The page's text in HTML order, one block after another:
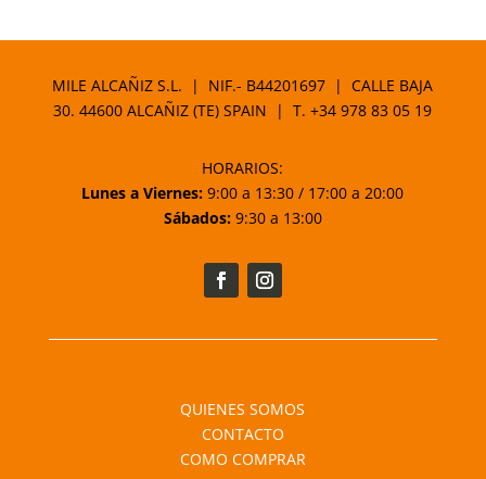
75,27 €
hasta
MILE ALCAÑIZ S.L. | NIF.- B44201697 | CALLE BAJA
30. 44600 ALCAÑIZ (TE) SPAIN | T.+34 978 83 05 19
HORARIOS:
Lunes a Viernes: 9:00 a 13:30 / 17:00 a 20:00
Sábados:9:30 a 13:00
QUIENES SOMOS
CONTACTO
COMO COMPRAR